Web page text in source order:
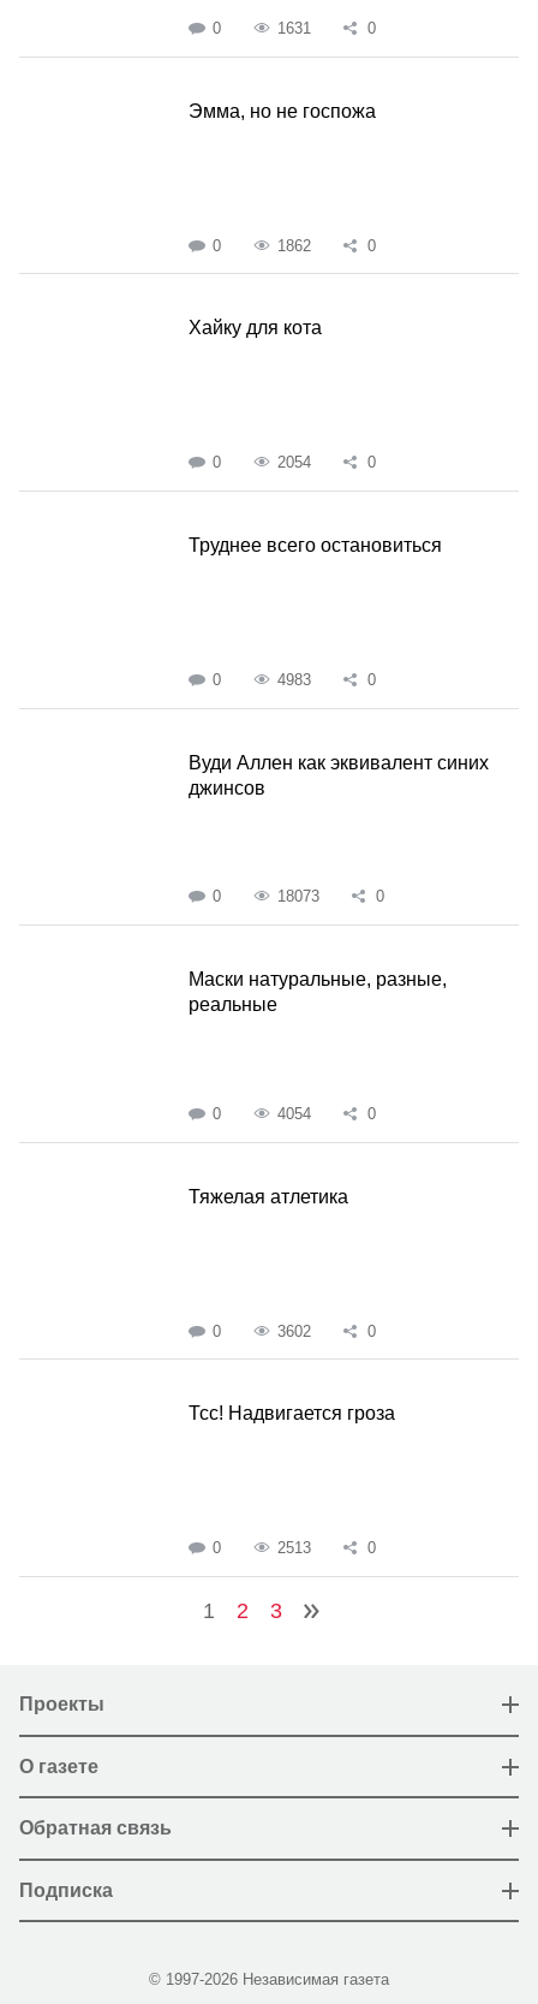
0 1631 0
Эмма, но не госпожа
0 1862 0
Хайку для кота
0 2054 0
Труднее всего остановиться
0 4983 0
Вуди Аллен как эквивалент синих
джинсов
0 18073 0
Маски натуральные, разные,
реальные
0 4054 0
Тяжелая атлетика
0 3602 0
Тсс! Надвигается гроза
0 2513 0
1 2 3
Проекты
О газете
Обратная связь
Подписка
© 1997-2026 Независимая газета